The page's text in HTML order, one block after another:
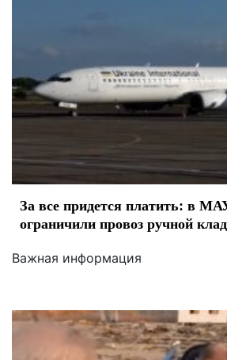
За все придется платить: в
ограничили провоз ручной
Важная информация